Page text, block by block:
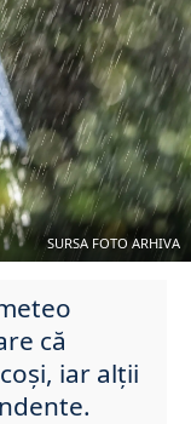
SURSA FOTO ARHIVA
că
iar alții